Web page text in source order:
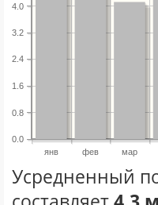
янв фев мар
0.0
0.8
1.6
2.4
3.2
4.0
Усредненный